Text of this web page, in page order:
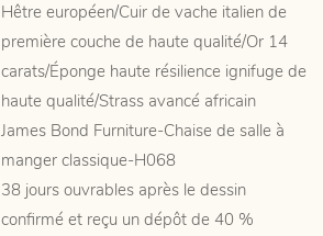
Hêtre européen/Cuir de vache italien de
première couche de haute qualité/Or 14
carats/Éponge haute résilience ignifuge de
haute qualité/Strass avancé africain
James Bond Furniture-Chaise de salle à
manger classique-H068
38 jours ouvrables après le dessin
confirmé et reçu un dépôt de 40 %